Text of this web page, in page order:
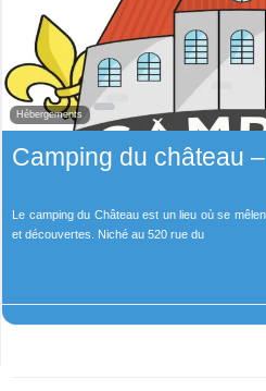
Hébergements
Camping du château
Le camping du Château est un lieu où se
et découvertes. Niché au 520 rue du